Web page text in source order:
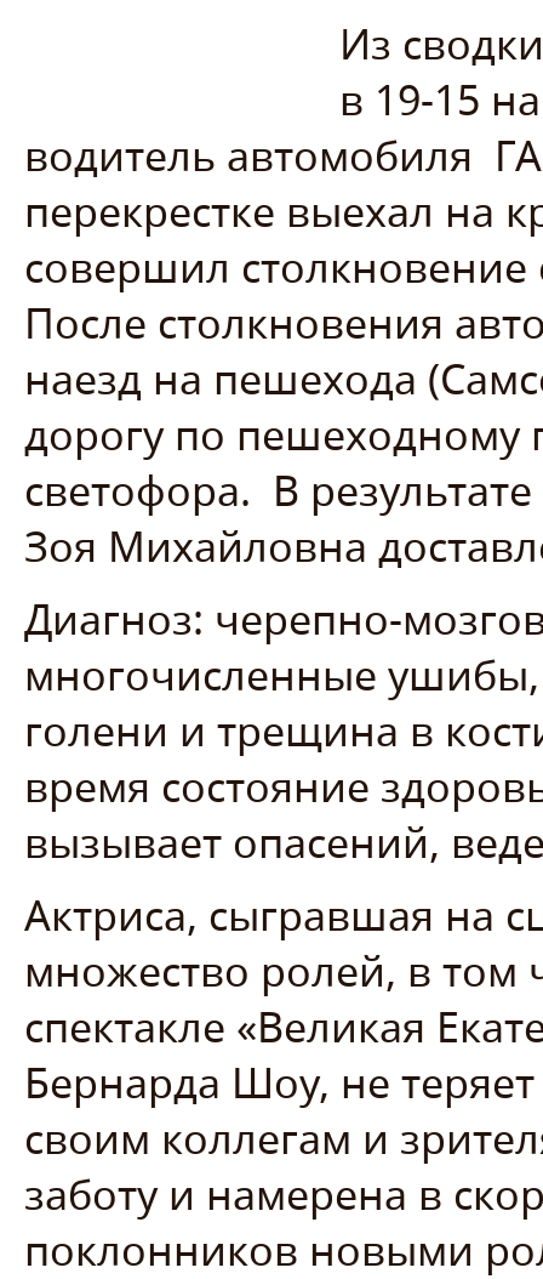
Из
в 19-15
водитель автомобиля
перекрестке выехал на
совершил столкновение
После столкновения
наезд на пешехода
дорогу по пешеходному
светофора. В
Зоя Михайловна
Диагноз: черепно-
многочисленные
голени и трещина в
время состояние
вызывает опасений,
Актриса, сыгравшая на
множество ролей, в том
спектакле «Великая
Бернарда Шоу, не
своим коллегам и
заботу и намерена в
поклонников новыми